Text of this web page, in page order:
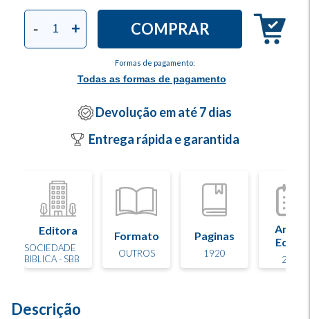
Formas de pagamento:
Todas as formas de pagamento
- + COMPRAR
Devolução em até 7 dias
Entrega rápida e garantida
Editora
SOCIEDADE
BIBLICA - SBB
Formato
OUTROS
Paginas
1920
Ano de
Edição
2025
Descrição